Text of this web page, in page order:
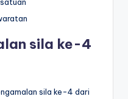
sila ke-4
sila ke-4 dari